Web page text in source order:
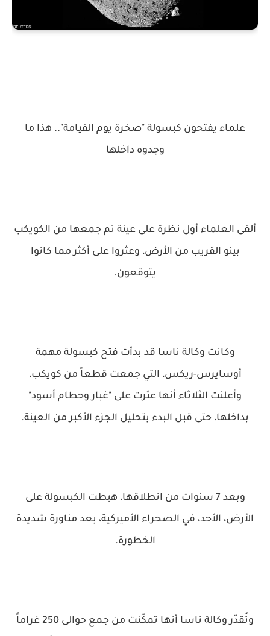
علماء يفتحون كبسولة "صخرة يوم القيامة".. هذا ما
وجدوه داخلها
ألقى العلماء أول نظرة على عينة تم جمعها من الكويكب
بينو القريب من الأرض، وعثروا على أكثر مما كانوا
يتوقعون.
وكانت وكالة ناسا قد بدأت فتح كبسولة مهمة
أوسايرس-ريكس، التي جمعت قطعاً من كويكب،
وأعلنت الثلاثاء أنها عثرت على "غبار وحطام أسود"
بداخلها، حتى قبل البدء بتحليل الجزء الأكبر من العينة.
وبعد 7 سنوات من انطلاقها، هبطت الكبسولة على
الأرض، الأحد، في الصحراء الأميركية، بعد مناورة شديدة
الخطورة.
وتُقدّر وكالة ناسا أنها تمكّنت من جمع حوالى 250 غراماً